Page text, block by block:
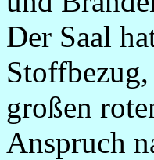
Der Saal
großen
Anspruch